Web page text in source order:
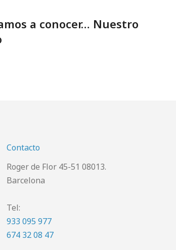
a conocer… Nuestro
Contacto
Roger de Flor 45-51 08013.
Barcelona
Tel:
933 095 977
674 32 08 47